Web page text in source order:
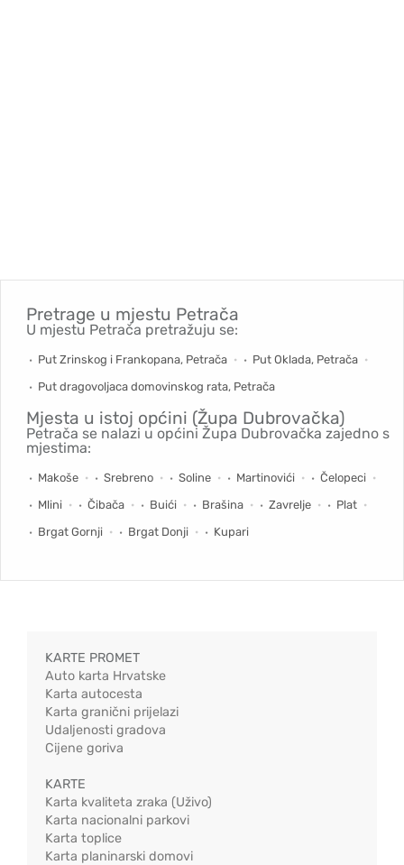
Pretrage u mjestu Petrača
U mjestu Petrača pretražuju se:
Put Zrinskog i Frankopana, Petrača
Put Oklada, Petrača
Put dragovoljaca domovinskog rata, Petrača
Mjesta u istoj općini (Župa Dubrovačka)
Petrača se nalazi u općini Župa Dubrovačka zajedno s
mjestima:
Makoše Srebreno Soline Martinovići
Čelopeci
Mlini
Čibača Buići Brašina Zavrelje
Plat
Brgat Gornji
Brgat Donji Kupari
KARTE PROMET
Auto karta Hrvatske
Karta autocesta
Karta granični prijelazi
Udaljenosti gradova
Cijene goriva
KARTE
Karta kvaliteta zraka (Uživo)
Karta nacionalni parkovi
Karta toplice
Karta planinarski domovi